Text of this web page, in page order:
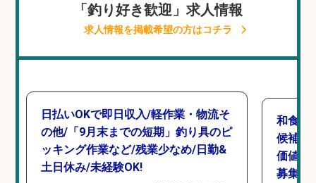
「釣り好き歓迎」求人情報
求人情報を掲載希望の方はコチラ
日払いOKで即日収入/軽作業・物流そ
の他/「9月末までの短期」釣り具のピ
ッキング作業など/残業少なめ/日勤&
土日休み/未経験OK!
和食,
候補/
価値を
募集